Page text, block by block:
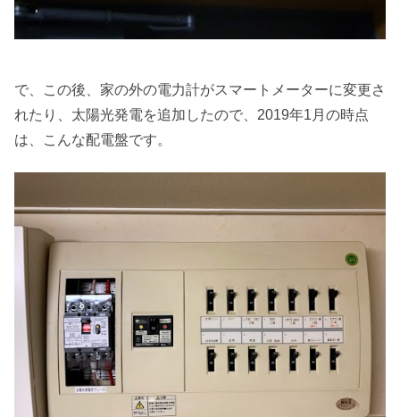
で、この後、家の外の電力計がスマートメーターに変更さ
れたり、太陽光発電を追加したので、2019年1月の時点
は、こんな配電盤です。